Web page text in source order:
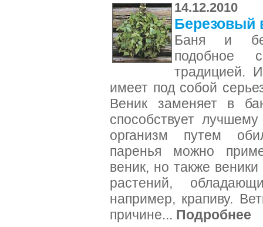
14.12.2010
Березовый
Баня и
подобное
традицией.
имеет под собой
Веник заменяет в
способствует
организм путем
паренья можно
веник, но также
растений,
например, крапиву.
причине... Подробнее